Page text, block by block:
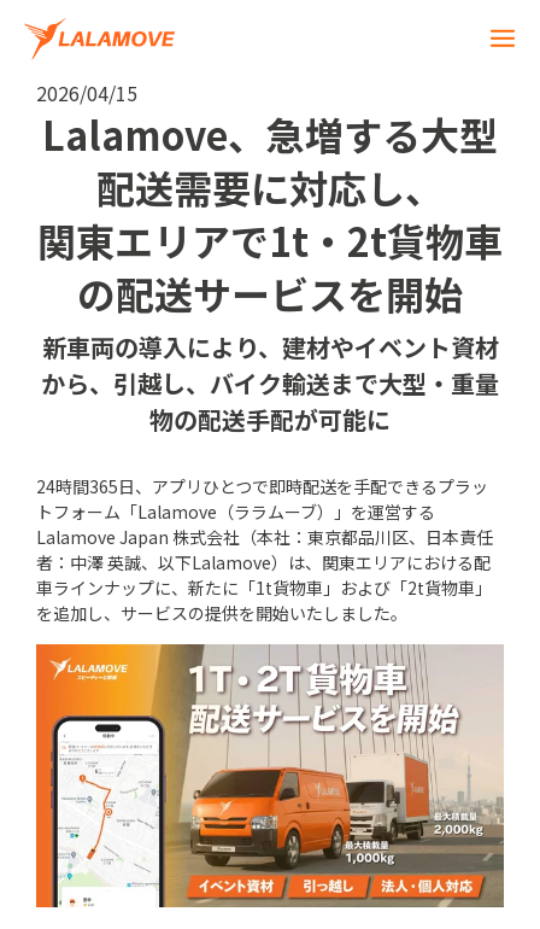
2026/04/15
Lalamove、急増する大型
配送需要に対応し、
関東エリアで1t・2t貨物車
の配送サービスを開始
新車両の導入により、建材やイベント資材
から、引越し、バイク輸送まで大型・重量
物の配送手配が可能に
24時間365日、アプリひとつで即時配送を手配できるプラッ
トフォーム「Lalamove（ララムーブ）」を運営する
Lalamove Japan 株式会社（本社：東京都品川区、日本責任
者：中澤 英誠、以下Lalamove）は、関東エリアにおける配
車ラインナップに、新たに「1t貨物車」および「2t貨物車」
を追加し、サービスの提供を開始いたしました。